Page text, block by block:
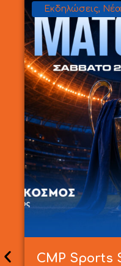
Εκδηλώσεις, Νέα
CMP Sports